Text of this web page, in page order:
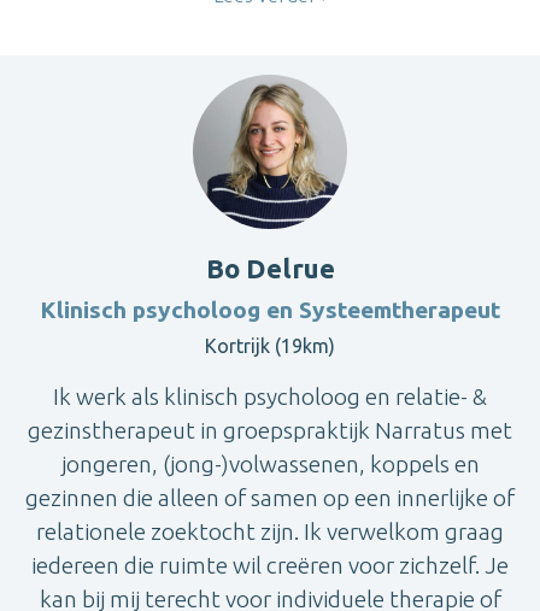
Bo Delrue
Klinisch psycholoog en Systeemtherapeut
Kortrijk (19km)
Ik werk als klinisch psycholoog en relatie- &
gezinstherapeut in groepspraktijk Narratus met
jongeren, (jong-)volwassenen, koppels en
gezinnen die alleen of samen op een innerlijke of
relationele zoektocht zijn. Ik verwelkom graag
iedereen die ruimte wil creëren voor zichzelf. Je
kan bij mij terecht voor individuele therapie of